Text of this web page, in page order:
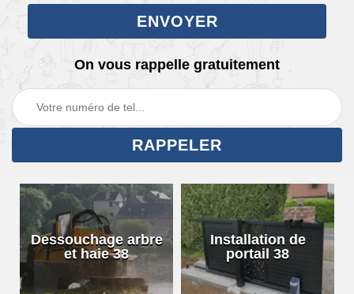
On vous rappelle gratuitement
Dessouchage arbre
et haie 38
Installation de
portail 38